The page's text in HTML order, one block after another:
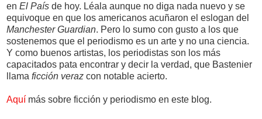
en El País de hoy. Léala aunque no diga nada nuevo y se
equivoque en que los americanos acuñaron el eslogan del
Manchester Guardian. Pero lo sumo con gusto a los que
sostenemos que el periodismo es un arte y no una ciencia.
Y como buenos artistas, los periodistas son los más
capacitados pata encontrar y decir la verdad, que Bastenier
llama ficción veraz con notable acierto.
Aquí más sobre ficción y periodismo en este blog.